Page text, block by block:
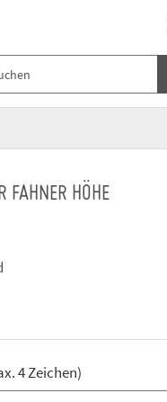
FAHNER HÖHE
4 Zeichen)